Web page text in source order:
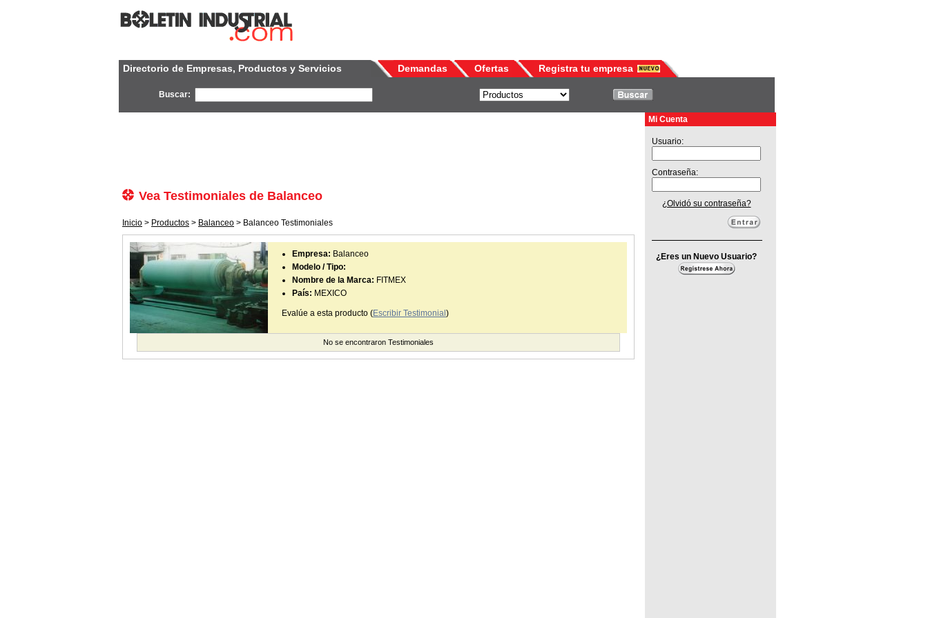
Directorio de Empresas, Productos y Servicios Demandas Ofertas Registra tu empresa
Buscar:
Mi Cuenta
Vea Testimoniales de Balanceo
Inicio > Productos > Balanceo > Balanceo Testimoniales
Empresa: Balanceo
Modelo / Tipo:
Nombre de la Marca: FITMEX
País: MEXICO
Evalúe a esta producto (Escribir Testimonial )
No se encontraron Testimoniales
Usuario:
Contraseña:
¿Olvidó su contraseña?
¿Eres un Nuevo Usuario?